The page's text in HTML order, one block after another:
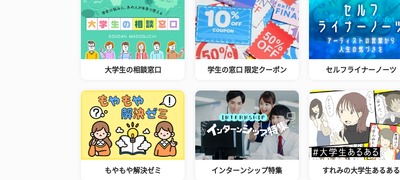
大学生の相談窓口 学生の窓口 限定クーポン セルフライナーノーツ
もやもや解決ゼミ インターンシップ特集 すれみの大学生あるある